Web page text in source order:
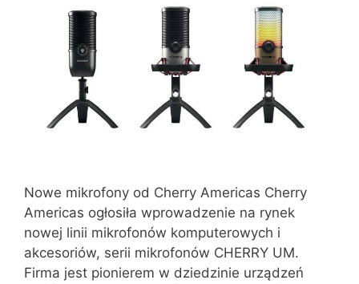
Nowe mikrofony od Cherry Americas Cherry
Americas ogłosiła wprowadzenie na rynek
nowej linii mikrofonów komputerowych i
akcesoriów, serii mikrofonów CHERRY UM.
Firma jest pionierem w dziedzinie urządzeń